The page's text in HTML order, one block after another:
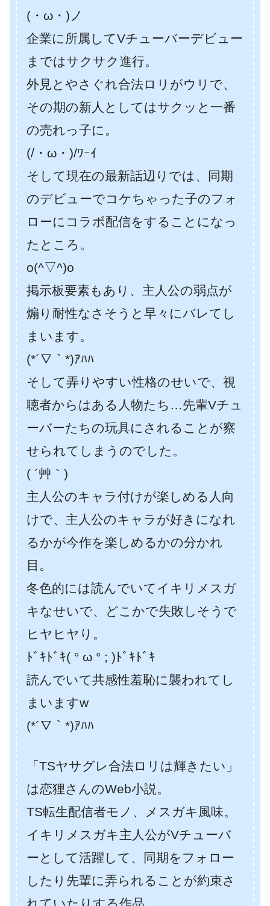
(・ω・)ノ
企業に所属してVチューバーデビュー
まではサクサク進行。
外見とやさぐれ合法ロリがウリで、
その期の新人としてはサクッと一番
の売れっ子に。
(/・ω・)/ﾜｰｲ
そして現在の最新話辺りでは、同期
のデビューでコケちゃった子のフォ
ローにコラボ配信をすることになっ
たところ。
o(^▽^)o
掲示板要素もあり、主人公の弱点が
煽り耐性なさそうと早々にバレてし
まいます。
(*´∇｀*)ｱﾊﾊ
そして弄りやすい性格のせいで、視
聴者からはある人物たち…先輩Vチュ
ーバーたちの玩具にされることが察
せられてしまうのでした。
( ´艸｀)
主人公のキャラ付けが楽しめる人向
けで、主人公のキャラが好きになれ
るかが今作を楽しめるかの分かれ
目。
冬色的には読んでいてイキリメスガ
キなせいで、どこかで失敗しそうで
ヒヤヒヤり。
ﾄﾞｷﾄﾞｷ( ° ω ° ; )ﾄﾞｷﾄﾞｷ
読んでいて共感性羞恥に襲われてし
まいますw
(*´∇｀*)ｱﾊﾊ
「TSヤサグレ合法ロリは輝きたい」
は恋狸さんのWeb小説。
TS転生配信者モノ、メスガキ風味。
イキリメスガキ主人公がVチューバ
ーとして活躍して、同期をフォロー
したり先輩に弄られることが約束さ
れていたりする作品。